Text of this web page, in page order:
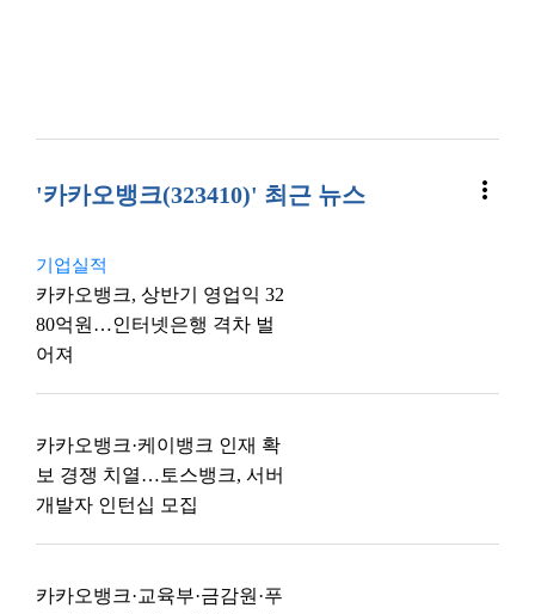
'카카오뱅크(323410)' 최근 뉴스 more_vert
기업실적
카카오뱅크, 상반기 영업익 32
80억원…인터넷은행 격차 벌
어져
카카오뱅크·케이뱅크 인재 확
보 경쟁 치열…토스뱅크, 서버
개발자 인턴십 모집
카카오뱅크·교육부·금감원·푸